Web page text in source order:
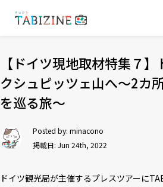
【ドイツ現地取材特集７
クシュピッツェ山へ～2カ
を巡る旅～
Posted by: minacono
掲載日: Jun 24th, 2022
ドイツ観光局が主催するプレスツアーに